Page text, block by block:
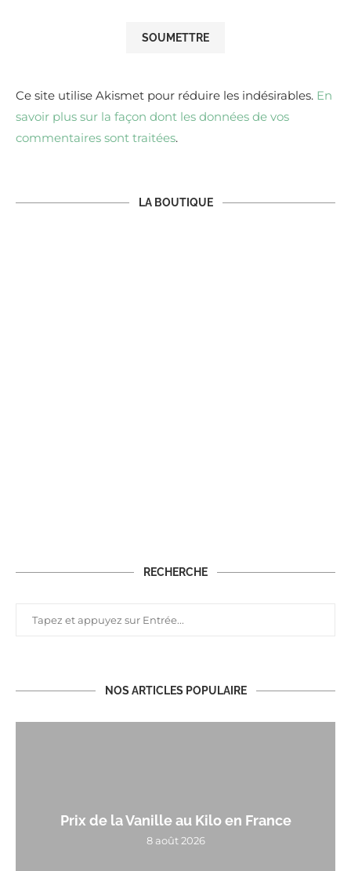
Ce site utilise Akismet pour réduire les indésirables. En
savoir plus sur la façon dont les données de vos
commentaires sont traitées.
LA BOUTIQUE
RECHERCHE
NOS ARTICLES POPULAIRE
Prix de la Vanille au Kilo en France
8 août 2026